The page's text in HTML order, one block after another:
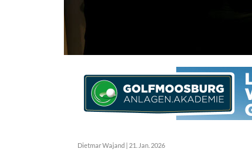
Dietmar Wajand 21. Jan. 2026